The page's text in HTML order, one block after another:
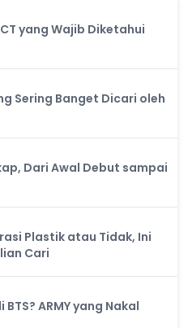
yang Wajib Diketahui
Sering Banget Dicari oleh
Dari Awal Debut sampai
Plastik atau Tidak, Ini
Cari
ARMY yang Nakal